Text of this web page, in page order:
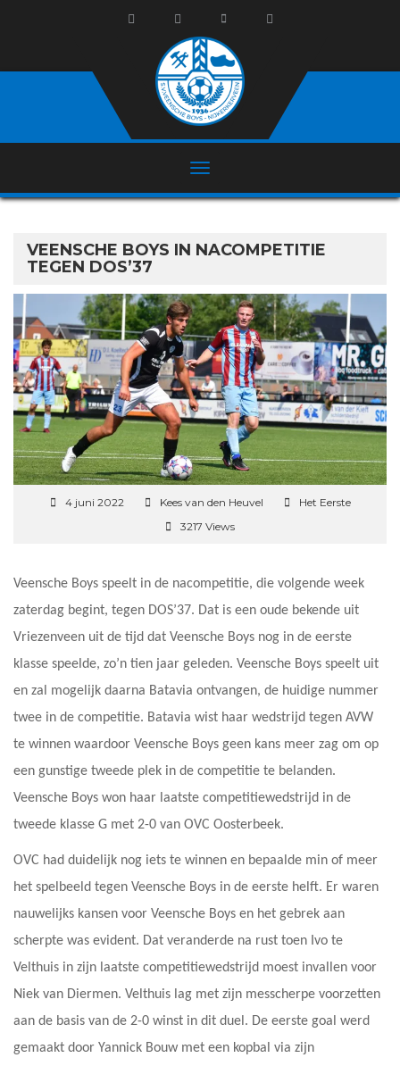
VEENSCHE BOYS IN NACOMPETITIE
TEGEN DOS’37
4 juni 2022 Kees van den Heuvel
Het Eerste
3217 Views
Veensche Boys speelt in de nacompetitie, die volgende week
zaterdag begint, tegen DOS’37. Dat is een oude bekende uit
Vriezenveen uit de tijd dat Veensche Boys nog in de eerste
klasse speelde, zo’n tien jaar geleden. Veensche Boys speelt uit
en zal mogelijk daarna Batavia ontvangen, de huidige nummer
twee in de competitie. Batavia wist haar wedstrijd tegen AVW
te winnen waardoor Veensche Boys geen kans meer zag om op
een gunstige tweede plek in de competitie te belanden.
Veensche Boys won haar laatste competitiewedstrijd in de
tweede klasse G met 2-0 van OVC Oosterbeek.
OVC had duidelijk nog iets te winnen en bepaalde min of meer
het spelbeeld tegen Veensche Boys in de eerste helft. Er waren
nauwelijks kansen voor Veensche Boys en het gebrek aan
scherpte was evident. Dat veranderde na rust toen Ivo te
Velthuis in zijn laatste competitiewedstrijd moest invallen voor
Niek van Diermen. Velthuis lag met zijn messcherpe voorzetten
aan de basis van de 2-0 winst in dit duel. De eerste goal werd
gemaakt door Yannick Bouw met een kopbal via zijn